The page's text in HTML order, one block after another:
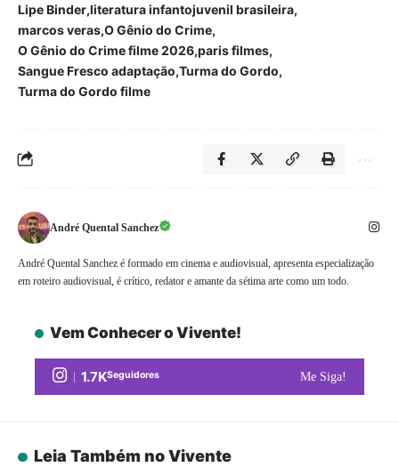
Lipe Binder literatura infantojuvenil brasileira
marcos veras O Gênio do Crime
O Gênio do Crime filme 2026 paris filmes
Sangue Fresco adaptação Turma do Gordo
Turma do Gordo filme
André Quental Sanchez
André Quental Sanchez é formado em cinema e audiovisual, apresenta especialização
em roteiro audiovisual, é crítico, redator e amante da sétima arte como um todo.
Vem Conhecer o Vivente!
1.7KSeguidores Me Siga!
Leia Também no Vivente